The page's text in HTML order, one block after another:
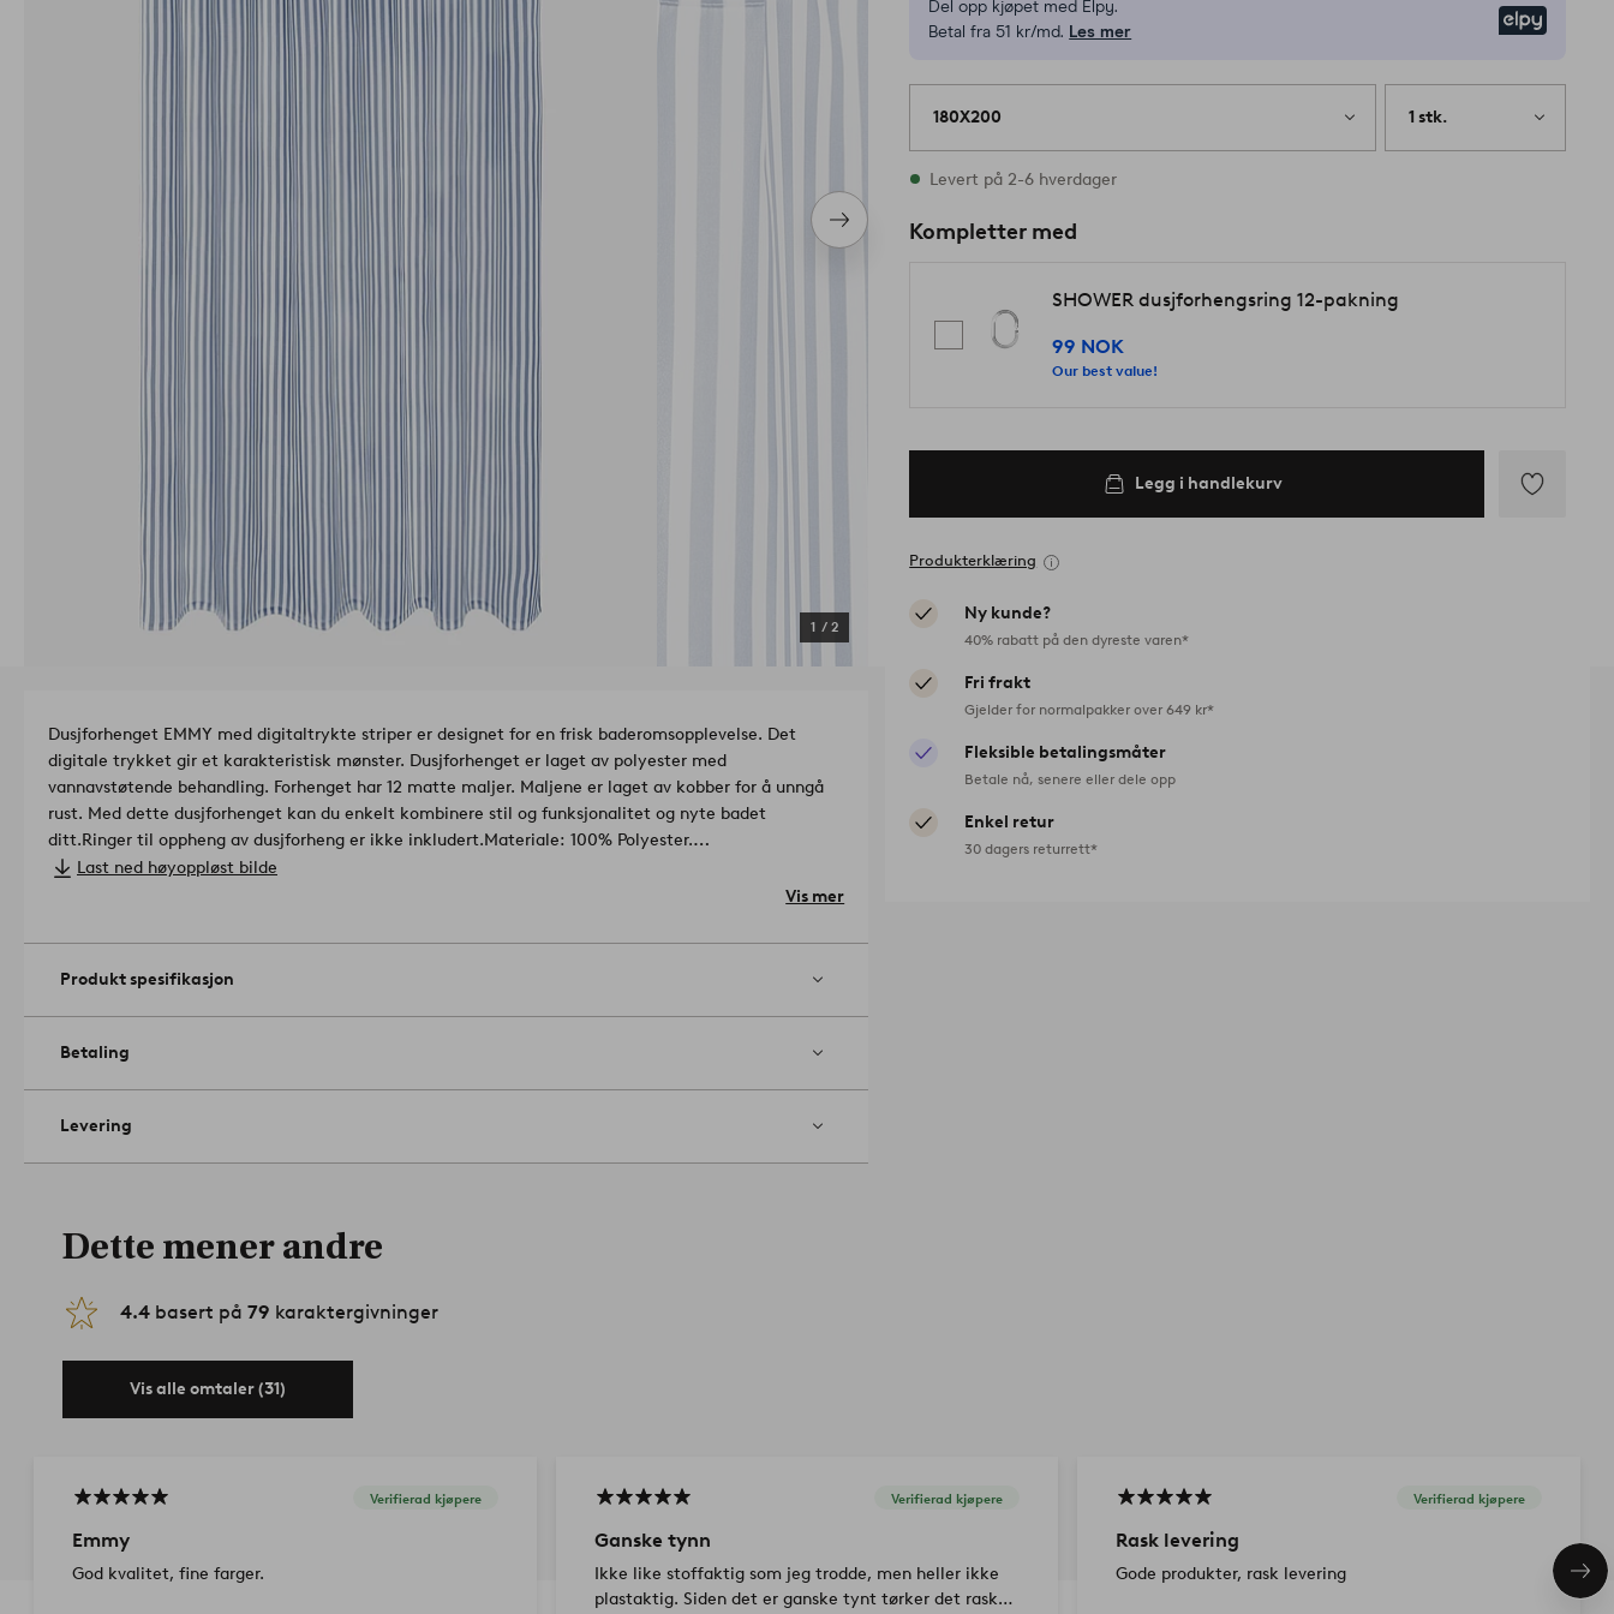
Neste
produkt
1 / 2
Del opp kjøpet med Elpy.
Betal fra 51 kr/md. Les mer
180X200 1 stk.
På lager
Levert på 2-6 hverdager
Kompletter med
SHOWER dusjforhengsring 12-pakning
99 NOK
Our best value!
Legg i handlekurv
Produkterklæring
Ny kunde?
40% rabatt på den dyreste varen*
Fri frakt
Gjelder for normalpakker over 649 kr*
Fleksible betalingsmåter
Betale nå, senere eller dele opp
Enkel retur
30 dagers returrett*
Dusjforhenget EMMY med digitaltrykte striper er designet for en frisk baderomsopplevelse. Det
digitale trykket gir et karakteristisk mønster. Dusjforhenget er laget av polyester med
vannavstøtende behandling. Forhenget har 12 matte maljer. Maljene er laget av kobber for å unngå
rust. Med dette dusjforhenget kan du enkelt kombinere stil og funksjonalitet og nyte badet
ditt.Ringer til oppheng av dusjforheng er ikke inkludert.
Materiale: 100% Polyester.
Mål: B 180 x D 200 cm.
Kan kun vaskes for hånd. Ikke bruk blekemiddel. Skal ikke i tørketrommel.
Last ned høyoppløst bilde
Vis mer
Produkt spesifikasjon
Betaling
Levering
Dette mener andre
4.4 basert på 79 karaktergivninger
Vis alle omtaler (31)
Verifierad kjøpere
Emmy
God kvalitet, fine farger.
Verifierad kjøpere
Ganske tynn
Ikke like stoffaktig som jeg trodde, men heller ikke
plastaktig. Siden det er ganske tynt tørker det raskt,
Verifierad kjøpere
Rask levering
Gode produkter, rask levering